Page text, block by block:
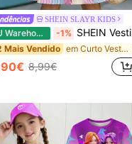
SHEIN SLAYR KIDS
EU Warehouse -1% SHEIN Vestido de férias fofo com estampa de cerejas para menina.
Mais Vendido em Curto Vestidos para meninas
8,99€